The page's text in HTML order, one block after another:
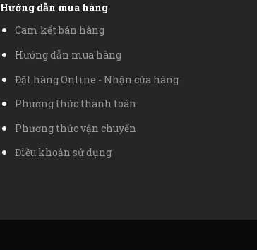
Hướng dẫn mua hàng
Cam kết bán hàng
Hướng dẫn mua hàng
Đặt hàng Online - Nhận cửa hàng
Phương thức thanh toán
Phương thức vận chuyển
Điều khoản sử dụng